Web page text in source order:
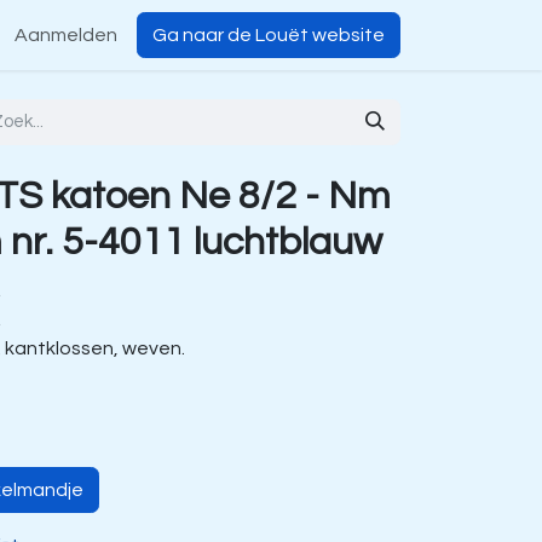
Aanmelden Ga naar de Louët website
katoen Ne 8/2 - Nm
5-4011 luchtblauw
weven.